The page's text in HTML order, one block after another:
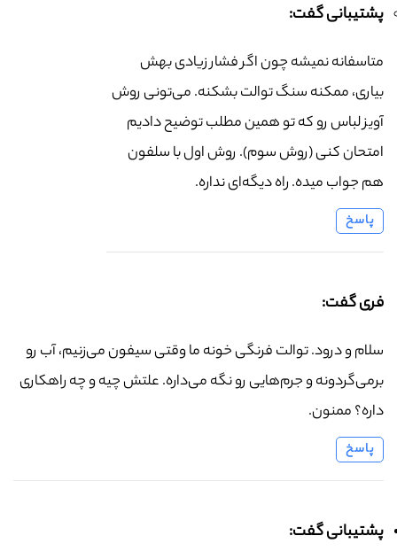
پشتیبانی گفت:
متاسفانه نمیشه چون اگر فشار زیادی بهش
بیاری، ممکنه سنگ توالت بشکنه. می‌تونی روش
آویز لباس رو که تو همین مطلب توضیح دادیم
امتحان کنی (روش سوم). روش اول با سلفون
هم جواب میده. راه دیگه‌ای نداره.
پاسخ
فری گفت:
سلام و درود. توالت فرنگی خونه ما وقتی سیفون می‌زنیم، آب رو
برمی‌گردونه و جرم‌هایی رو نگه می‌داره. علتش چیه و چه راهکاری
داره؟ ممنون.
پاسخ
پشتیبانی گفت: